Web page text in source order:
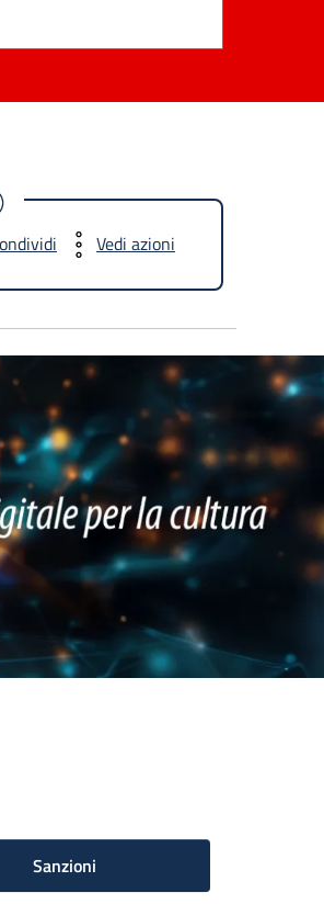
Vedi azioni
Sanzioni